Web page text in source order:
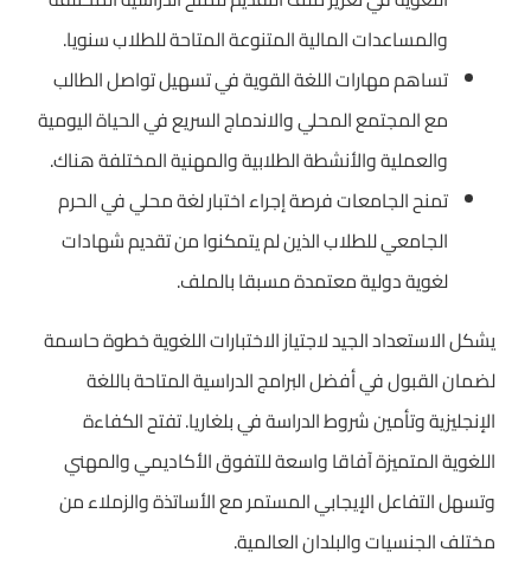
والمساعدات المالية المتنوعة المتاحة للطلاب سنويا.
تساهم مهارات اللغة القوية في تسهيل تواصل الطالب
مع المجتمع المحلي والاندماج السريع في الحياة اليومية
والعملية والأنشطة الطلابية والمهنية المختلفة هناك.
تمنح الجامعات فرصة إجراء اختبار لغة محلي في الحرم
الجامعي للطلاب الذين لم يتمكنوا من تقديم شهادات
لغوية دولية معتمدة مسبقا بالملف.
يشكل الاستعداد الجيد لاجتياز الاختبارات اللغوية خطوة حاسمة
لضمان القبول في أفضل البرامج الدراسية المتاحة باللغة
الإنجليزية وتأمين شروط الدراسة في بلغاريا. تفتح الكفاءة
اللغوية المتميزة آفاقا واسعة للتفوق الأكاديمي والمهني
وتسهل التفاعل الإيجابي المستمر مع الأساتذة والزملاء من
مختلف الجنسيات والبلدان العالمية.